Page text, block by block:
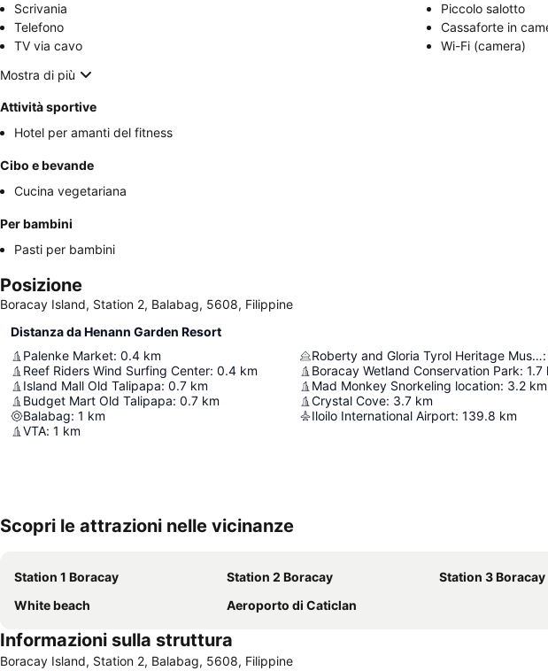
Scrivania
Piccolo salotto
Telefono
Cassaforte in
TV via cavo
Wi-Fi (camera)
Mostra di più
Attività sportive
Hotel per amanti del fitness
Cibo e bevande
Cucina vegetariana
Per bambini
Pasti per bambini
Posizione
Boracay Island, Station 2, Balabag, 5608, Filippine
Distanza da Henann Garden Resort
Palenke Market: 0.4 km
Reef Riders Wind Surfing Center: 0.4 km
Island Mall Old Talipapa: 0.7 km
Budget Mart Old Talipapa: 0.7 km
Balabag: 1 km
VTA: 1 km
Roberty and Gloria Tyrol Heritage Museum:
Boracay Wetland Conservation Park: 1.7
Mad Monkey Snorkeling location: 3.2 km
Crystal Cove: 3.7 km
Iloilo International Airport: 139.8 km
Scopri le attrazioni nelle vicinanze
Station 1 Boracay Station 2 Boracay Station 3 Boracay
White beach
Aeroporto di Caticlan
Informazioni sulla struttura
Boracay Island, Station 2, Balabag, 5608, Filippine